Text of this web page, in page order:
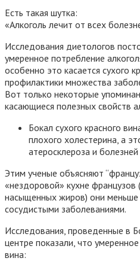
Есть такая шутка:
«Алкоголь лечит от всех
Исследования диетологов
умеренное потребление
особенно это касается сухого
профилактики множества
Вот только некоторые
касающиеся полезных свойств
Бокал сухого красного
плохого холестерина, а
атеросклероза и
Этим ученые объясняют
«нездоровой» кухне
насыщенных жиров) они
сосудистыми заболеваниями.
Исследования, проведенные в
центре показали, что
вина: